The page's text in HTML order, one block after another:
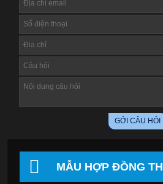
MẪU HỢP ĐỒNG